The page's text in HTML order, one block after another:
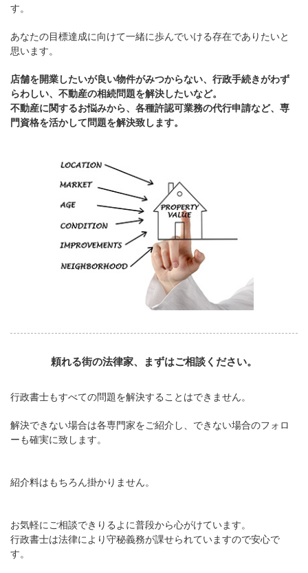
す。
あなたの目標達成に向けて一緒に歩んでいける存在でありたいと
思います。
店舗を開業したいが良い物件がみつからない、行政手続きがわず
らわしい、不動産の相続問題を解決したいなど。
不動産に関するお悩みから、各種許認可業務の代行申請など、専
門資格を活かして問題を解決致します。
頼れる街の法律家、まずはご相談ください。
行政書士もすべての問題を解決することはできません。
解決できない場合は各専門家をご紹介し、できない場合のフォロ
ーも確実に致します。
紹介料はもちろん掛かりません。
お気軽にご相談できりるよに普段から心がけています。
行政書士は法律により守秘義務が課せられていますので安心で
す。